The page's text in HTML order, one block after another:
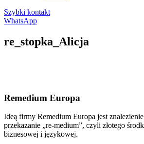
Szybki kontakt
WhatsApp
re_stopka_Alicja
Remedium Europa
Ideą firmy Remedium Europa jest
przekazanie „re-medium”, czyli złotego
biznesowej i językowej.